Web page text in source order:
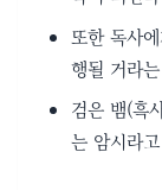
또한 독사
행될 거라
검은 뱀(흑
는 암시라